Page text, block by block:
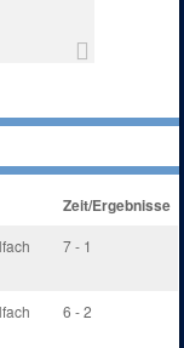
Zeit/Ergebnisse
7 - 1
6 - 2